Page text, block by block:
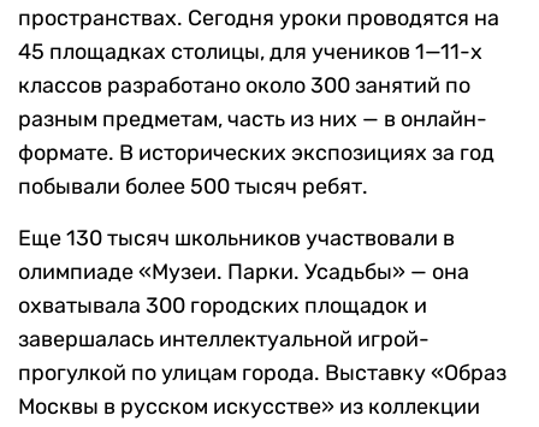
пространствах. Сегодня уроки проводятся на
45 площадках столицы, для учеников 1—11-х
классов разработано около 300 занятий по
разным предметам, часть из них — в онлайн-
формате. В исторических экспозициях за год
побывали более 500 тысяч ребят.
Еще 130 тысяч школьников участвовали в
олимпиаде «Музеи. Парки. Усадьбы» — она
охватывала 300 городских площадок и
завершалась интеллектуальной игрой-
прогулкой по улицам города. Выставку «Образ
Москвы в русском искусстве» из коллекции